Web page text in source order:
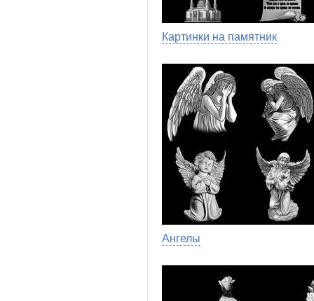
Картинки на памятник
Ангелы